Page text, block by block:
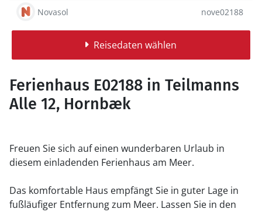
Novasol nove02188
Reisedaten wählen
Ferienhaus E02188 in Teilmanns
Alle 12, Hornbæk
Freuen Sie sich auf einen wunderbaren Urlaub in
diesem einladenden Ferienhaus am Meer.
Das komfortable Haus empfängt Sie in guter Lage in
fußläufiger Entfernung zum Meer. Lassen Sie in den